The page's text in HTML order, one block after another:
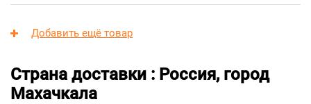
Добавить ещё товар
Страна доставки : Россия, город
Махачкала